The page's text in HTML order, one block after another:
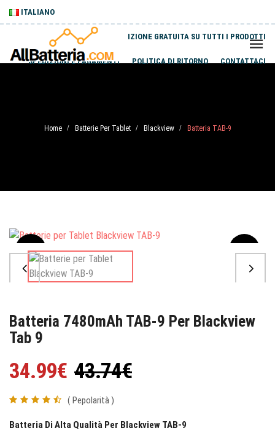
ITALIANO
SPEDIZIONE GRATUITA SU TUTTI I PRODOTTI
SPEDIZIONI E PAGAMENTI POLITICA DI RITORNO CONTATTACI
Home / Batterie Per Tablet / Blackview / Batteria TAB-9
Sale
Batteria 7480mAh TAB-9 Per Blackview
Tab 9
34.99€ 43.74€
( Pepolarità )
Batteria Di Alta Qualità Per Blackview TAB-9